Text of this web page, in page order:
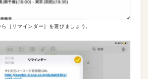
［リマインダー］を選びましょう。